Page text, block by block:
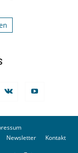
Newsletter Kontakt